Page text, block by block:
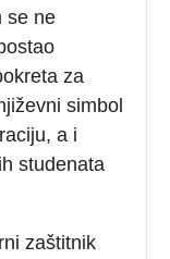
se ne
za
simbol
a i
studenata
zaštitnik